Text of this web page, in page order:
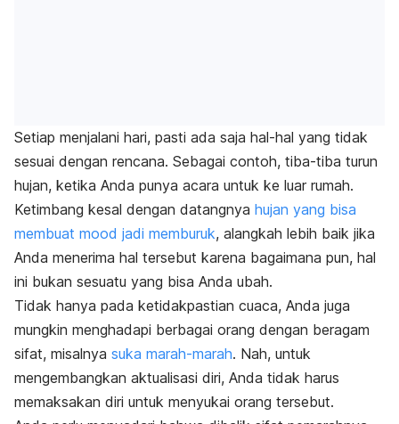
Setiap menjalani hari, pasti ada saja hal-hal yang tidak
sesuai dengan rencana. Sebagai contoh, tiba-tiba turun
hujan, ketika Anda punya acara untuk ke luar rumah.
Ketimbang kesal dengan datangnya hujan yang bisa
membuat mood jadi memburuk, alangkah lebih baik jika
Anda menerima hal tersebut karena bagaimana pun, hal
ini bukan sesuatu yang bisa Anda ubah.
Tidak hanya pada ketidakpastian cuaca, Anda juga
mungkin menghadapi berbagai orang dengan beragam
sifat, misalnya suka marah-marah. Nah, untuk
mengembangkan aktualisasi diri, Anda tidak harus
memaksakan diri untuk menyukai orang tersebut.